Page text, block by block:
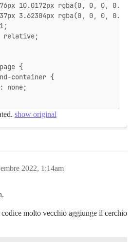
10.0172px rgba(0, 0, 0,
3.62304px rgba(0, 0, 0,
relative;
{
container {
none;
show original
2022, 1:14am
molto vecchio aggiunge il cerchio